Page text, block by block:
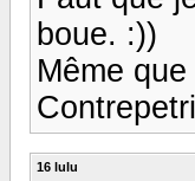
boue. :))
Même
16 lulu